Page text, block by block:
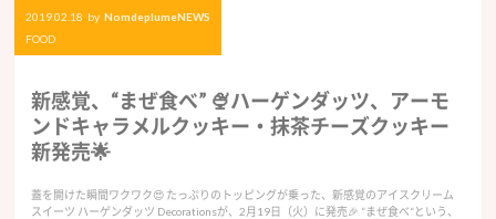
2019.02.18 by NomdeplumeNEWS
FOOD
新感覚、“まぜ食べ” 🍨ハーゲンダッツ、アーモ
ンドキャラメルクッキー・抹茶チーズクッキー
新発売🌟
蓋を開けた瞬間ワクワク😍 たっぷりのトッピングが乗った、新感覚のアイスクリーム
スイーツ ハーゲンダッツ Decorationsが、2月19日（火）に発売🎉 “まぜ食べ“という、